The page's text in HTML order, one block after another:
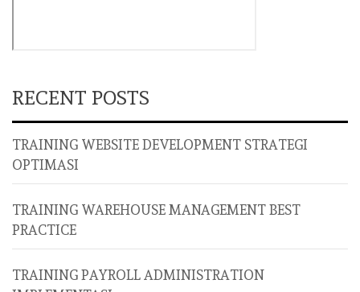
RECENT POSTS
TRAINING WEBSITE DEVELOPMENT STRATEGI
OPTIMASI
TRAINING WAREHOUSE MANAGEMENT BEST
PRACTICE
TRAINING PAYROLL ADMINISTRATION